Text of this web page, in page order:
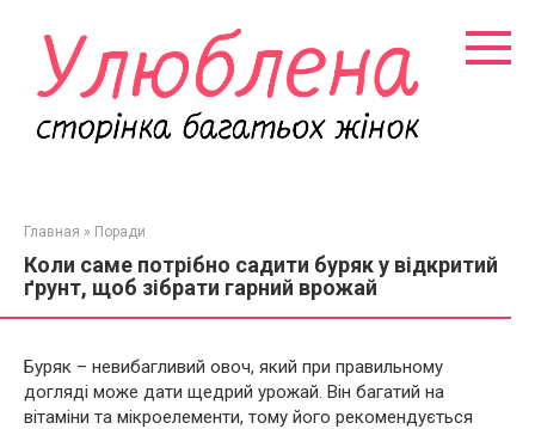
контенту
Главная » Поради
Коли саме потрібно садити буряк у відкритий
ґрунт, щоб зібрати гарний врожай
Буряк – невибагливий овоч, який при правильному
догляді може дати щедрий урожай. Він багатий на
вітаміни та мікроелементи, тому його рекомендується